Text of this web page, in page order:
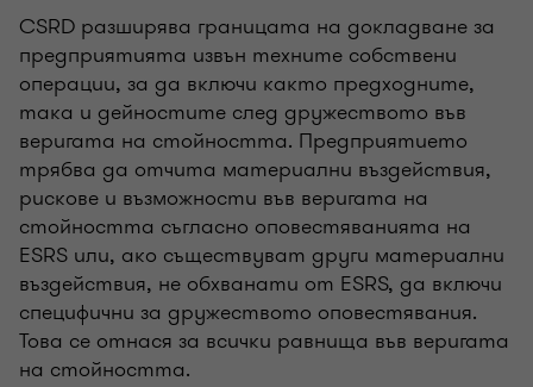
CSRD разширява границата на докладване за
предприятията извън техните собствени
операции, за да включи както предходните,
така и дейностите след дружеството във
веригата на стойността. Предприятието
трябва да отчита материални въздействия,
рискове и възможности във веригата на
стойността съгласно оповестяванията на
ESRS или, ако съществуват други материални
въздействия, не обхванати от ESRS, да включи
специфични за дружеството оповестявания.
Това се отнася за всички равнища във веригата
на стойността.